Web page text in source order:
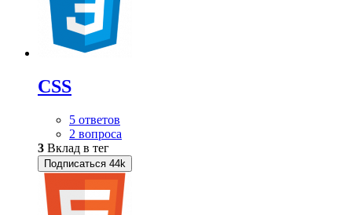
CSS
5 ответов
2 вопроса
3 Вклад в тег
Подписаться 44k